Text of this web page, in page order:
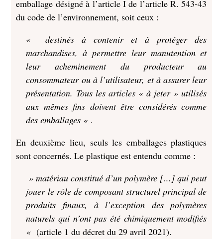
emballage désigné à l’article I de l’article R. 543-43
du code de l’environnement, soit ceux :
«
destinés à contenir et à protéger des
marchandises, à permettre leur manutention et
leur acheminement du producteur au
consommateur ou à l’utilisateur, et à assurer leur
présentation. Tous les articles « à jeter » utilisés
aux mêmes fins doivent être considérés comme
des emballages « .
En deuxième lieu, seuls les emballages plastiques
sont concernés. Le plastique est entendu comme :
» matériau constitué d’un polymère […] qui peut
jouer le rôle de composant structurel principal de
produits finaux, à l’exception des polymères
naturels qui n’ont pas été chimiquement modifiés
« (article 1 du décret du 29 avril 2021).